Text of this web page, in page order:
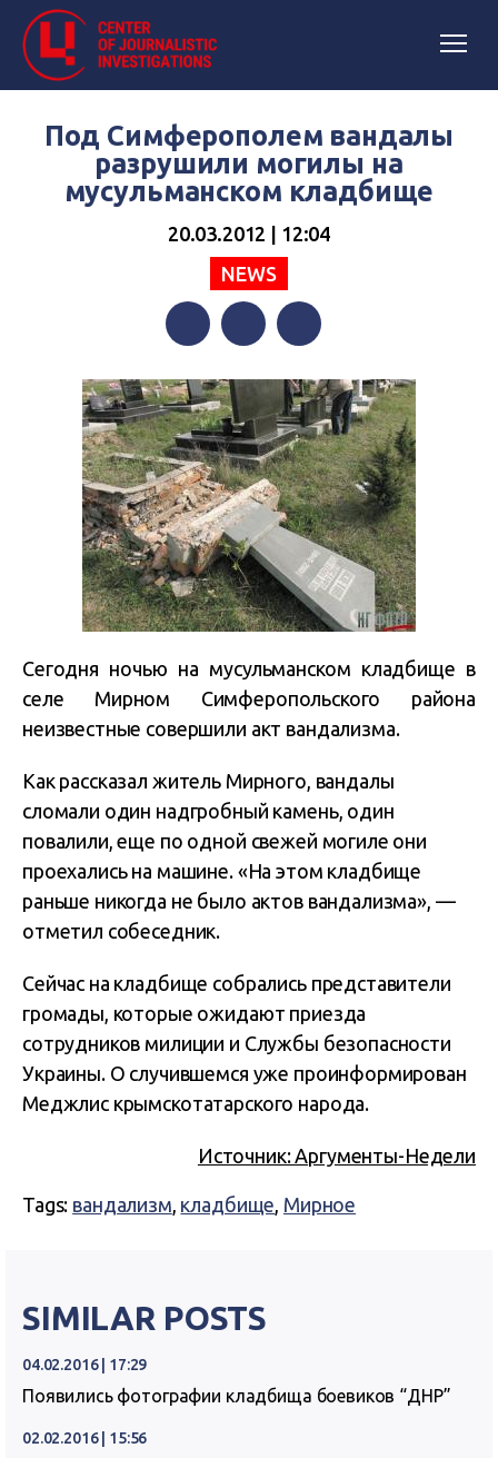
Под Симферополем вандалы
разрушили могилы на
мусульманском кладбище
20.03.2012 | 12:04
NEWS
Сегодня ночью на мусульманском кладбище в
селе Мирном Симферопольского района
неизвестные совершили акт вандализма.
Как рассказал житель Мирного, вандалы
сломали один надгробный камень, один
повалили, еще по одной свежей могиле они
проехались на машине. «На этом кладбище
раньше никогда не было актов вандализма», —
отметил собеседник.
Сейчас на кладбище собрались представители
громады, которые ожидают приезда
сотрудников милиции и Службы безопасности
Украины. О случившемся уже проинформирован
Меджлис крымскотатарского народа.
Источник: Аргументы-Недели
Tags: вандализм, кладбище, Мирное
SIMILAR POSTS
04.02.2016 | 17:29
Появились фотографии кладбища боевиков “ДНР”
02.02.2016 | 15:56